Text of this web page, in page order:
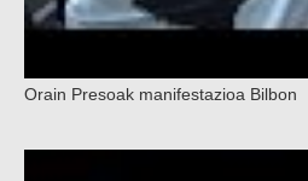
Orain Presoak manifestazioa Bilbon